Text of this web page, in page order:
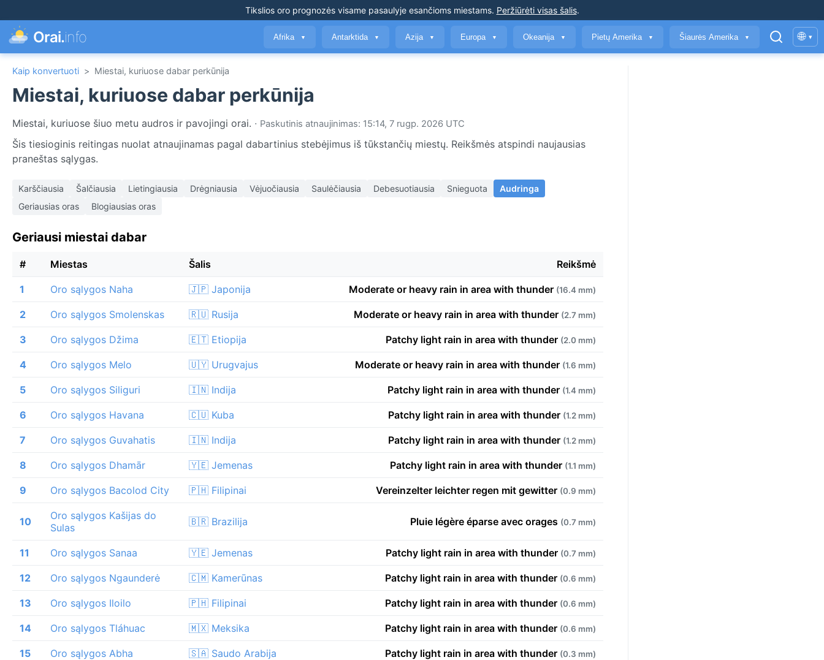
Tikslios oro prognozėsvisame pasaulyje esančioms miestams. Peržiūrėti visas šalis.
Orai.info Afrika ▼ Antarktida ▼ Azija ▼ Europa ▼ Okeanija ▼ Pietų Amerika ▼ Šiaurės Amerika ▼ 🌐 ▾
Kaip konvertuoti > Miestai, kuriuose dabar perkūnija
Miestai, kuriuose dabar perkūnija
Miestai, kuriuose šiuo metu audros ir pavojingi orai. · Paskutinis atnaujinimas: 15:14, 7 rugp. 2026 UTC
Šis tiesioginis reitingas nuolat atnaujinamas pagal dabartinius stebėjimus iš tūkstančių miestų. Reikšmės atspindi naujausias
praneštas sąlygas.
Karščiausia Šalčiausia Lietingiausia Drėgniausia Vėjuočiausia Saulėčiausia Debesuotiausia Snieguota
Audringa
Geriausias oras
Blogiausias oras
Geriausi miestai dabar
# Miestas Šalis Reikšmė
1 Oro sąlygos Naha 🇯🇵 Japonija Moderate or heavy rain in area with thunder (16.4 mm)
2 Oro sąlygos Smolenskas 🇷🇺 Rusija Moderate or heavy rain in area with thunder (2.7 mm)
3 Oro sąlygos Džima 🇪🇹 Etiopija Patchy light rain in area with thunder (2.0 mm)
4 Oro sąlygos Melo 🇺🇾 Urugvajus Moderate or heavy rain in area with thunder (1.6 mm)
5 Oro sąlygos Siliguri 🇮🇳 Indija Patchy light rain in area with thunder (1.4 mm)
6 Oro sąlygos Havana 🇨🇺 Kuba Patchy light rain in area with thunder (1.2 mm)
7 Oro sąlygos Guvahatis 🇮🇳 Indija Patchy light rain in area with thunder (1.2 mm)
8 Oro sąlygos Dhamār 🇾🇪 Jemenas Patchy light rain in area with thunder (1.1 mm)
9 Oro sąlygos Bacolod City 🇵🇭 Filipinai Vereinzelter leichter regen mit gewitter (0.9 mm)
10
Oro sąlygos Kašijas do
Sulas
🇧🇷 Brazilija Pluie légère éparse avec orages (0.7 mm)
11 Oro sąlygos Sanaa 🇾🇪 Jemenas Patchy light rain in area with thunder (0.7 mm)
12 Oro sąlygos Ngaunderė 🇨🇲 Kamerūnas Patchy light rain in area with thunder (0.6 mm)
13 Oro sąlygos Iloilo 🇵🇭 Filipinai Patchy light rain in area with thunder (0.6 mm)
14 Oro sąlygos Tláhuac 🇲🇽 Meksika Patchy light rain in area with thunder (0.6 mm)
15 Oro sąlygos Abha 🇸🇦 Saudo Arabija Patchy light rain in area with thunder (0.3 mm)